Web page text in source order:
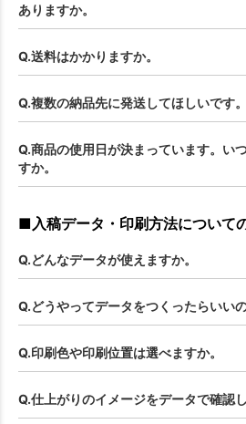
ありますか。
Q.送料はかかりますか。
Q.複数の納品先に発送してほしいです。
Q.商品の使用日が決まっています。い
すか。
■入稿データ・印刷方法について
Q.どんなデータが使えますか。
Q.どうやってデータをつくったらいい
Q.印刷色や印刷位置は選べますか。
Q.仕上がりのイメージをデータで確認し